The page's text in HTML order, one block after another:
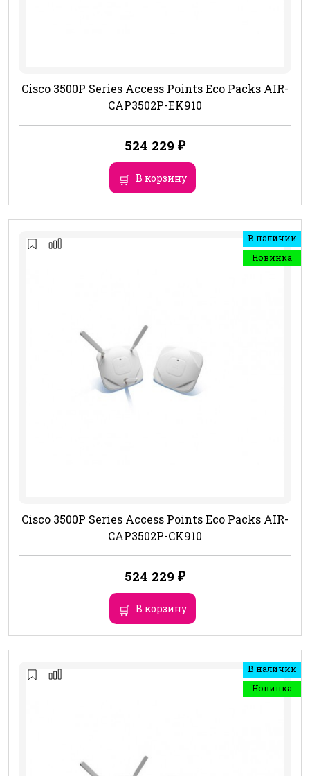
Cisco 3500P Series Access Points Eco Packs AIR-
CAP3502P-EK910
524 229 ₽
В корзину
В наличии
Новинка
Cisco 3500P Series Access Points Eco Packs AIR-
CAP3502P-CK910
524 229 ₽
В корзину
В наличии
Новинка